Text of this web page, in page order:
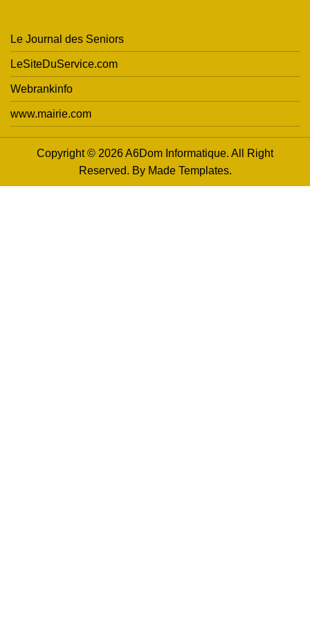
Le Journal des Seniors
LeSiteDuService.com
Webrankinfo
www.mairie.com
Copyright © 2026 A6Dom Informatique. All Right
Reserved. By Made Templates.